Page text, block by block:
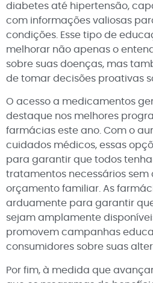
diabetes até hipertensão,
com informações valiosas
condições. Esse tipo de
melhorar não apenas o
sobre suas doenças, mas
de tomar decisões proativas
O acesso a medicamentos
destaque nos melhores
farmácias este ano. Com o
cuidados médicos, essas
para garantir que todos
tratamentos necessários sem
orçamento familiar. As
arduamente para garantir
sejam amplamente
promovem campanhas
consumidores sobre suas
Por fim, à medida que